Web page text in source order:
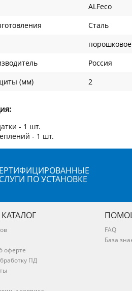
ALFeco
Сталь
порошковое
Россия
(мм)
2
- 1 шт.
- 1 шт.
ПО УСТАНОВКЕ
оферте
ПД
FAQ
База